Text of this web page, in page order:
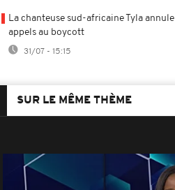
La chanteuse sud-africaine Tyla
appels au boycott
31/07 - 15:15
SUR LE MÊME THÈME